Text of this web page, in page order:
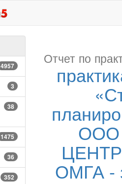
4957
3
38
1475
36
352
Отчет по
ОМГА -